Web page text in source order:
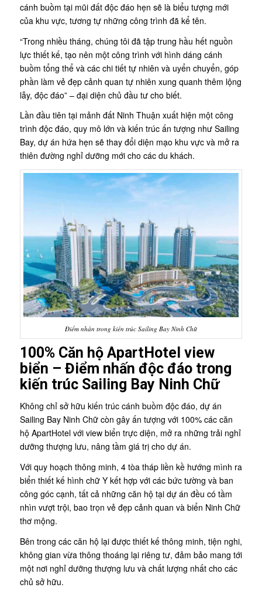
cánh buồm tại mũi đất độc đáo hẹn sẽ là biểu tượng mới
của khu vực, tương tự những công trình đã kể tên.
“Trong nhiều tháng, chúng tôi đã tập trung hầu hết nguồn
lực thiết kế, tạo nên một công trình với hình dáng cánh
buồm tổng thể và các chi tiết tự nhiên và uyển chuyển, góp
phần làm vẻ đẹp cảnh quan tự nhiên xung quanh thêm lộng
lẫy, độc đáo” – đại diện chủ đầu tư cho biết.
Lần đầu tiên tại mảnh đất Ninh Thuận xuất hiện một công
trình độc đáo, quy mô lớn và kiến trúc ấn tượng như Sailing
Bay, dự án hứa hẹn sẽ thay đổi diện mạo khu vực và mở ra
thiên đường nghỉ dưỡng mới cho các du khách.
Điểm nhấn trong kiến trúc Sailing Bay Ninh Chữ
100% Căn hộ ApartHotel view
biển – Điểm nhấn độc đáo trong
kiến trúc Sailing Bay Ninh Chữ
Không chỉ sở hữu kiến trúc cánh buồm độc đáo, dự án
Sailing Bay Ninh Chữ còn gây ấn tượng với 100% các căn
hộ ApartHotel với view biển trực diện, mở ra những trải nghỉ
dưỡng thượng lưu, nâng tầm giá trị cho dự án.
Với quy hoạch thông minh, 4 tòa tháp liền kề hướng mình ra
biển thiết kế hình chữ Y kết hợp với các bức tường và ban
công góc cạnh, tất cả những căn hộ tại dự án đều có tầm
nhìn vượt trội, bao trọn vẻ đẹp cảnh quan và biển Ninh Chữ
thơ mộng.
Bên trong các căn hộ lại được thiết kế thông minh, tiện nghi,
không gian vừa thông thoáng lại riêng tư, đảm bảo mang tới
một nơi nghỉ dưỡng thượng lưu và chất lượng nhất cho các
chủ sở hữu.